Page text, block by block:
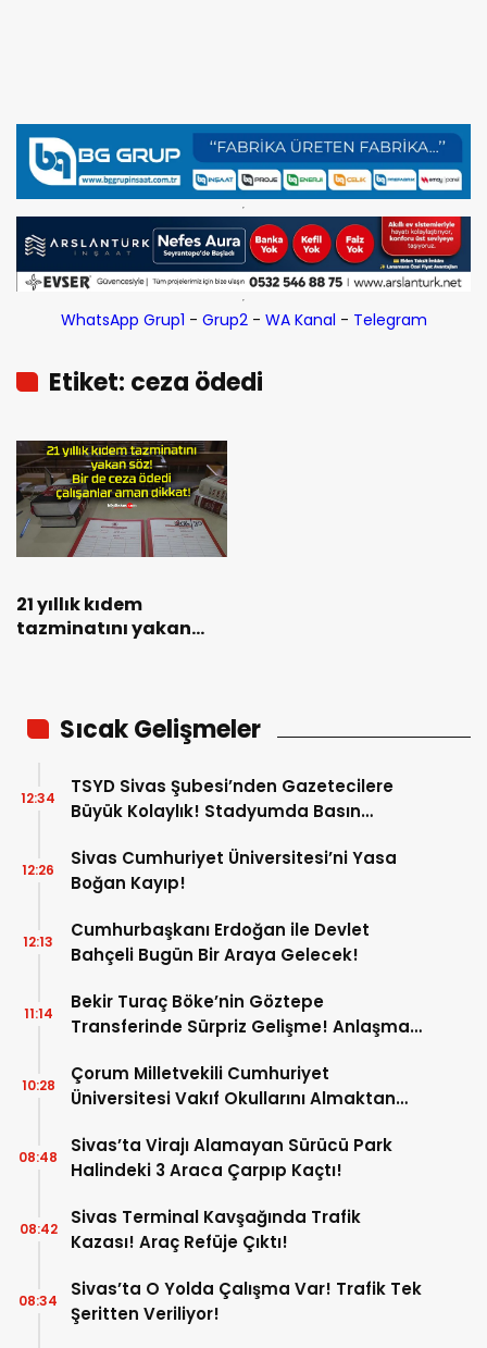
WhatsApp Grup1 - Grup2- WA Kanal - Telegram
Etiket: ceza ödedi
21 yıllık kıdem
tazminatını yakan
Sıcak Gelişmeler
TSYD Sivas Şubesi’nden Gazetecilere
Büyük Kolaylık! Stadyumda Basın
12:34
Sivas Cumhuriyet Üniversitesi’ni Yasa
Boğan Kayıp!
12:26
Cumhurbaşkanı Erdoğan ile Devlet
Bahçeli Bugün Bir Araya Gelecek!
12:13
Bekir Turaç Böke’nin Göztepe
Transferinde Sürpriz Gelişme! Anlaşma
11:14
Çorum Milletvekili Cumhuriyet
Üniversitesi Vakıf Okullarını Almaktan
10:28
Sivas’ta Virajı Alamayan Sürücü Park
Halindeki 3 Araca Çarpıp Kaçtı!
08:48
Sivas Terminal Kavşağında Trafik
Kazası! Araç Refüje Çıktı!
08:42
Sivas’ta O Yolda Çalışma Var! Trafik Tek
Şeritten Veriliyor!
08:34